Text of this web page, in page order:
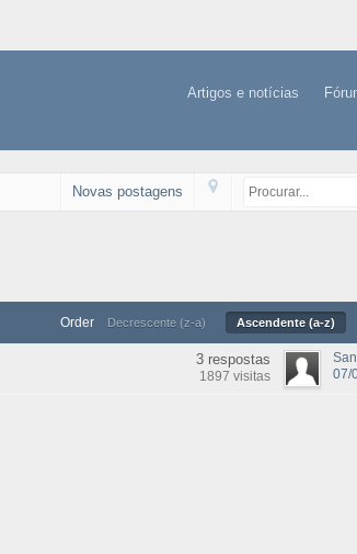
Artigos e notícias
Novas postagens
Order Decrescente (z-a) Ascendente (a-z)
3 respostas
1897 visitas
07/